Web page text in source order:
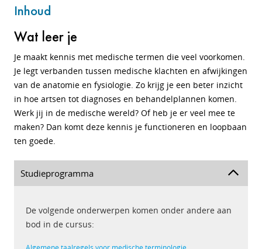
Inhoud
Wat leer je
Je maakt kennis met medische termen die veel voorkomen.
Je legt verbanden tussen medische klachten en afwijkingen
van de anatomie en fysiologie. Zo krijg je een beter inzicht
in hoe artsen tot diagnoses en behandelplannen komen.
Werk jij in de medische wereld? Of heb je er veel mee te
maken? Dan komt deze kennis je functioneren en loopbaan
ten goede.
Studieprogramma
De volgende onderwerpen komen onder andere aan
bod in de cursus: